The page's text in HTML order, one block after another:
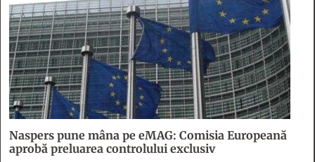
Naspers pune mâna pe eMAG: Comisia Europeană
aprobă preluarea controlului exclusiv